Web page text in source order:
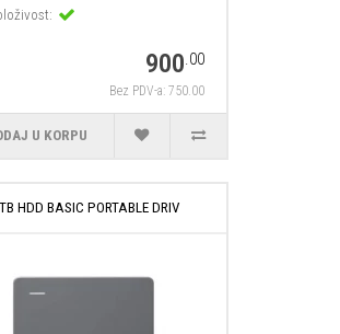
900.00
Bez PDV-a: 750.00
U KORPU
HDD BASIC PORTABLE DRIV